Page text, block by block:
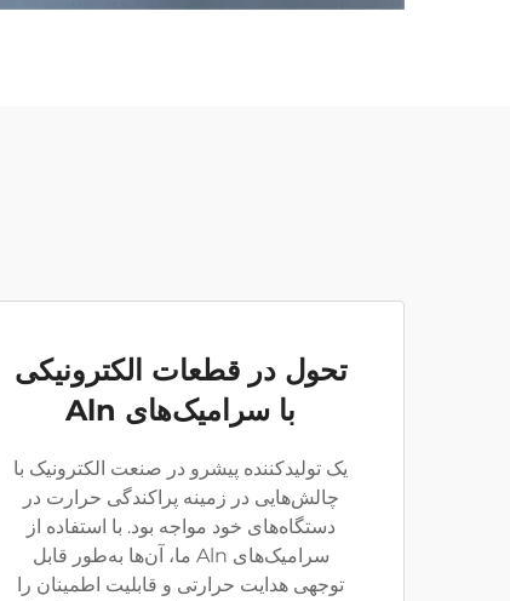
تحول در قطعات الکترونیکی
با سرامیک‌های Aln
یک تولیدکننده پیشرو در صنعت الکترونیک با
چالش‌هایی در زمینه پراکندگی حرارت در
دستگاه‌های خود مواجه بود. با استفاده از
سرامیک‌های Aln ما، آن‌ها به‌طور قابل
توجهی هدایت حرارتی و قابلیت اطمینان را